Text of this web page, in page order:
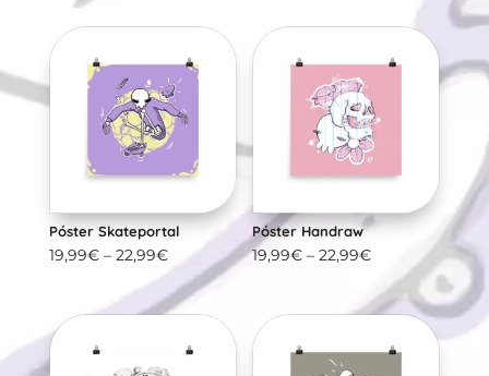
Póster Skateportal
19,99€– 22,99€
Póster Handraw
19,99€ –22,99€